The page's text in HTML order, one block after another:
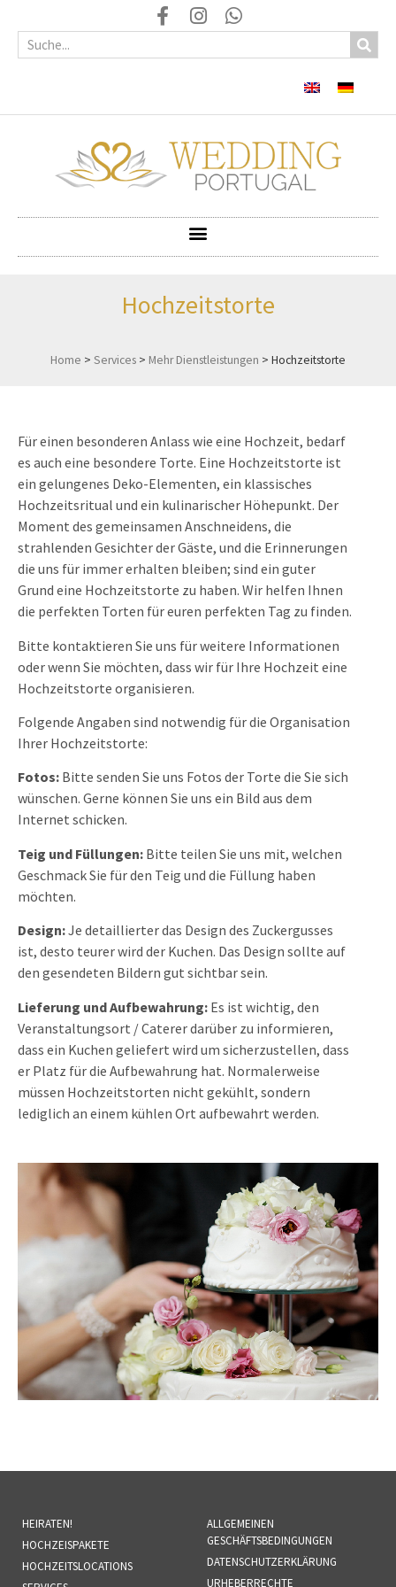
Hochzeitstorte
Home > Services > Mehr Dienstleistungen > Hochzeitstorte
Für einen besonderen Anlass wie eine Hochzeit, bedarf
es auch eine besondere Torte. Eine Hochzeitstorte ist
ein gelungenes Deko-Elementen, ein klassisches
Hochzeitsritual und ein kulinarischer Höhepunkt. Der
Moment des gemeinsamen Anschneidens, die
strahlenden Gesichter der Gäste, und die Erinnerungen
die uns für immer erhalten bleiben; sind ein guter
Grund eine Hochzeitstorte zu haben. Wir helfen Ihnen
die perfekten Torten für euren perfekten Tag zu finden.
Bitte kontaktieren Sie uns für weitere Informationen
oder wenn Sie möchten, dass wir für Ihre Hochzeit eine
Hochzeitstorte organisieren.
Folgende Angaben sind notwendig für die Organisation
Ihrer Hochzeitstorte:
Fotos: Bitte senden Sie uns Fotos der Torte die Sie sich
wünschen. Gerne können Sie uns ein Bild aus dem
Internet schicken.
Teig und Füllungen: Bitte teilen Sie uns mit, welchen
Geschmack Sie für den Teig und die Füllung haben
möchten.
Design:Je detaillierter das Design des Zuckergusses
ist, desto teurer wird der Kuchen. Das Design sollte auf
den gesendeten Bildern gut sichtbar sein.
Lieferung und Aufbewahrung: Es ist wichtig, den
Veranstaltungsort / Caterer darüber zu informieren,
dass ein Kuchen geliefert wird um sicherzustellen, dass
er Platz für die Aufbewahrung hat. Normalerweise
müssen Hochzeitstorten nicht gekühlt, sondern
lediglich an einem kühlen Ort aufbewahrt werden.
HEIRATEN!
HOCHZEISPAKETE
HOCHZEITSLOCATIONS
ALLGEMEINEN
GESCHÄFTSBEDINGUNGEN
DATENSCHUTZERKLÄRUNG
URHEBERRECHTE